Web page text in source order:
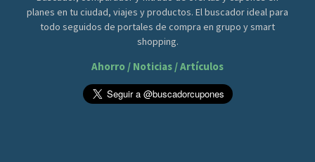
planes en tu ciudad, viajes y productos. El buscador ideal para
todo seguidos de portales de compra en grupo y smart
shopping.
Ahorro / Noticias / Artículos